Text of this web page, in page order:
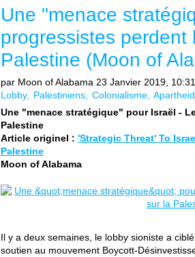
Une "menace
progressistes perdent
Palestine (Moon of
par Moon of Alabama 23 Janvier 2019, 10:31
Lobby
Palestiniens Colonialisme Apartheid
Une "menace stratégique" pour Israël -
Palestine
Article originel : 'Strategic Threat' To
Palestine
Moon of Alabama
Il y a deux semaines, le lobby sioniste a
soutien au mouvement Boycott-